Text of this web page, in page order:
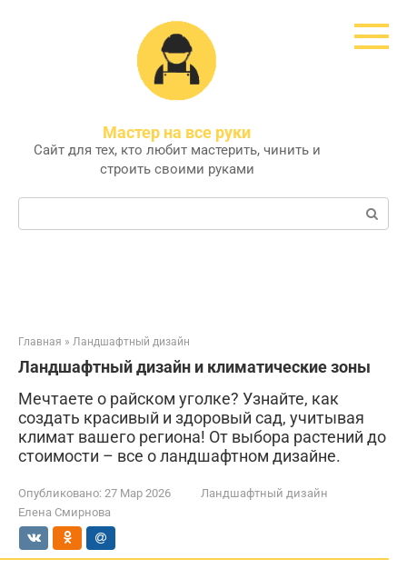
Мастер на все руки
Сайт для тех, кто любит мастерить, чинить и
строить своими руками
Поиск:
Главная » Ландшафтный дизайн
Ландшафтный дизайн и климатические зоны
Мечтаете о райском уголке? Узнайте, как
создать красивый и здоровый сад, учитывая
климат вашего региона! От выбора растений до
стоимости – все о ландшафтном дизайне.
Опубликовано: 27 Мар 2026
Ландшафтный дизайн
Елена Смирнова